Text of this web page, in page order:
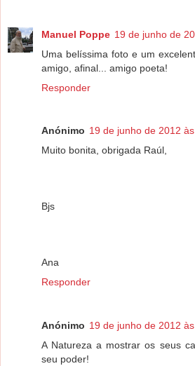
Manuel Poppe 19 de junho de
Uma belíssima foto e um
amigo, afinal... amigo poeta!
Responder
Anónimo 19 de junho de 2012
Muito bonita, obrigada Raúl,
Bjs
Ana
Responder
Anónimo 19 de junho de 2012
A Natureza a mostrar os seus
seu poder!